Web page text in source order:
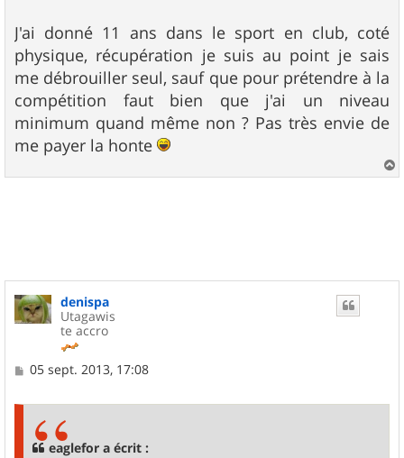
J'ai donné 11 ans dans le sport en club, coté
physique, récupération je suis au point je sais
me débrouiller seul, sauf que pour prétendre à la
compétition faut bien que j'ai un niveau
minimum quand même non ? Pas très envie de
me payer la honte
a
denispa
Utagawis
te accro
M
05 sept. 2013, 17:08
eaglefor a écrit :